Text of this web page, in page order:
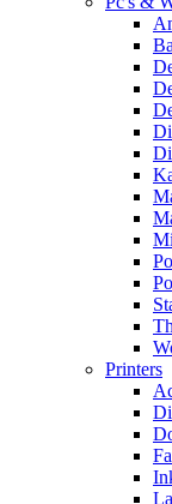
Printers